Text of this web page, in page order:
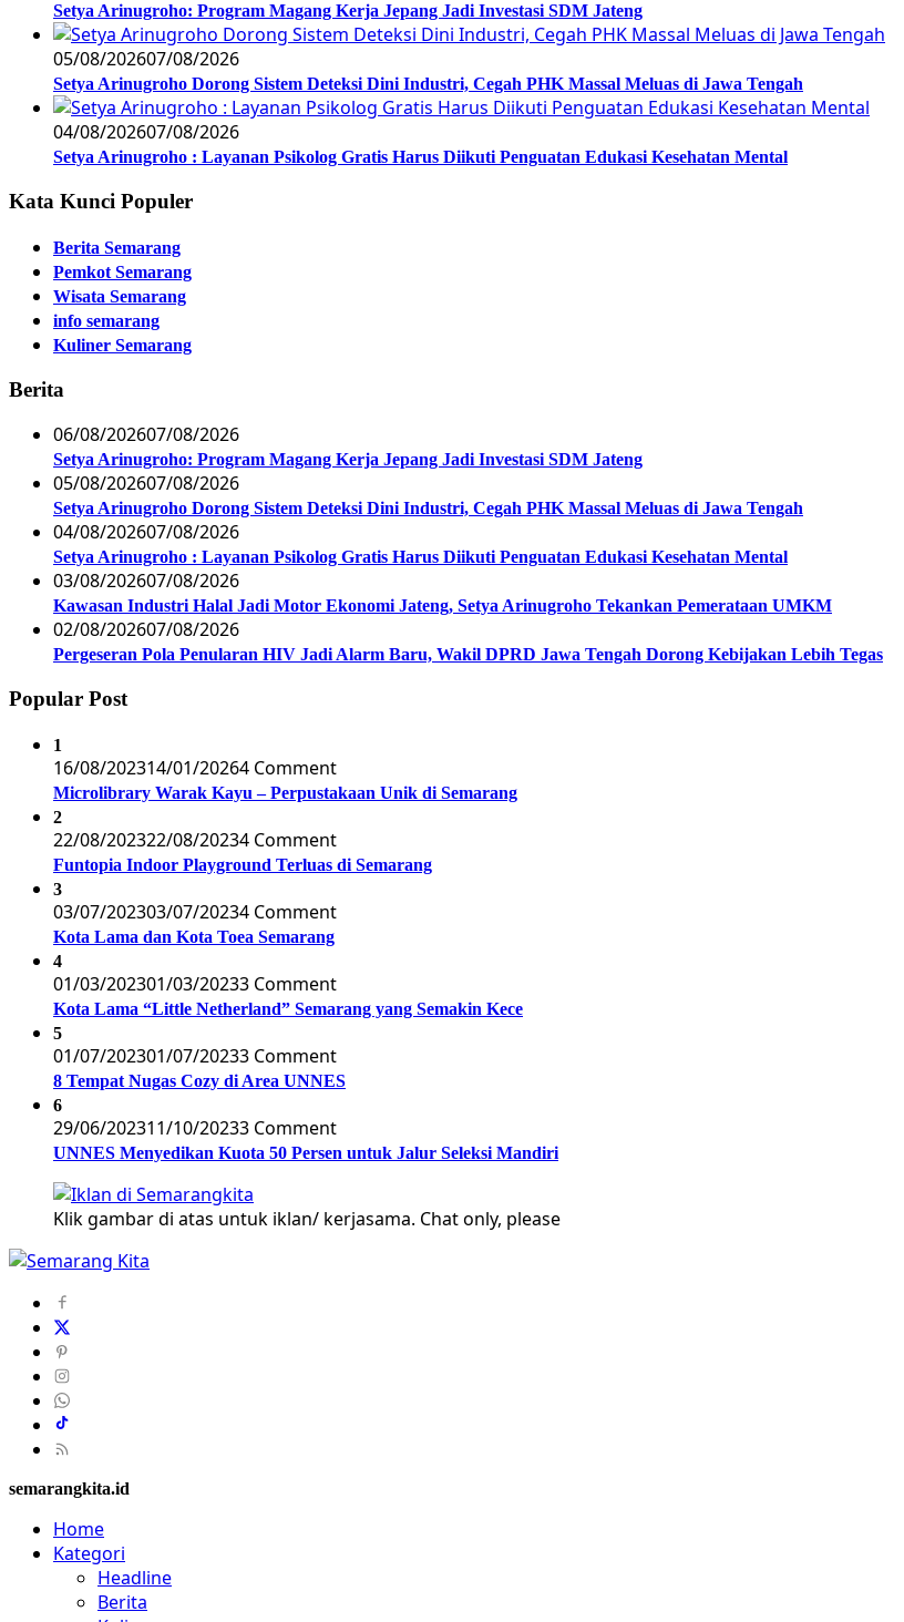
Setya Arinugroho: Program Magang Kerja Jepang Jadi Investasi SDM Jateng
05/08/202607/08/2026
Setya Arinugroho Dorong Sistem Deteksi Dini Industri, Cegah PHK Massal Meluas di Jawa Tengah
04/08/202607/08/2026
Setya Arinugroho : Layanan Psikolog Gratis Harus Diikuti Penguatan Edukasi Kesehatan Mental
Kata Kunci Populer
Berita Semarang
Pemkot Semarang
Wisata Semarang
info semarang
Kuliner Semarang
Berita
06/08/202607/08/2026
Setya Arinugroho: Program Magang Kerja Jepang Jadi Investasi SDM Jateng
05/08/202607/08/2026
Setya Arinugroho Dorong Sistem Deteksi Dini Industri, Cegah PHK Massal Meluas di Jawa Tengah
04/08/202607/08/2026
Setya Arinugroho : Layanan Psikolog Gratis Harus Diikuti Penguatan Edukasi Kesehatan Mental
03/08/202607/08/2026
Kawasan Industri Halal Jadi Motor Ekonomi Jateng, Setya Arinugroho Tekankan Pemerataan UMKM
02/08/202607/08/2026
Pergeseran Pola Penularan HIV Jadi Alarm Baru, Wakil DPRD Jawa Tengah Dorong Kebijakan Lebih Tegas
Popular Post
1
16/08/202314/01/20264 Comment
Microlibrary Warak Kayu – Perpustakaan Unik di Semarang
2
22/08/202322/08/20234 Comment
Funtopia Indoor Playground Terluas di Semarang
3
03/07/202303/07/20234 Comment
Kota Lama dan Kota Toea Semarang
4
01/03/202301/03/20233 Comment
Kota Lama “Little Netherland” Semarang yang Semakin Kece
5
01/07/202301/07/20233 Comment
8 Tempat Nugas Cozy di Area UNNES
6
29/06/202311/10/20233 Comment
UNNES Menyedikan Kuota 50 Persen untuk Jalur Seleksi Mandiri
Klik gambar di atas untuk iklan/ kerjasama. Chat only, please
semarangkita.id
Home
Kategori
Headline
Berita